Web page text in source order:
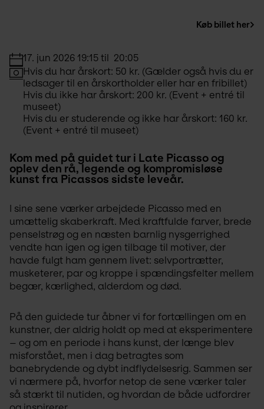
Køb billet her
17. jun 2026 19:15 til  20:05
Hvis du har årskort: 50 kr. (Gælder også hvis du er
ledsager til en årskortholder eller har en fribillet)
Hvis du ikke har årskort: 200 kr. (Event + entré til
museet)
Hvis du er studerende og ikke har årskort: 160 kr.
(Event + entré til museet)
Kom med på guidet tur i Late Picasso og
oplev den rå, legende og kompromisløse
kunst fra Picassos sidste leveår.
I sine sene værker arbejdede Picasso med en
umættelig skaberkraft. Med kraftfulde farver, brede
penselstrøg og en næsten barnlig nysgerrighed
vendte han igen og igen tilbage til motiver, der
havde fulgt ham gennem livet: selvportrætter,
musketerer, par og kroppe i spændingsfelter mellem
begær, kærlighed, alderdom og død.
På den guidede tur åbner vi for fortællingen om en
kunstner, der aldrig holdt op med at eksperimentere
– og om en periode i hans kunst, der længe blev
misforstået, men i dag betragtes som
banebrydende og dybt indflydelsesrig. Sammen ser
vi nærmere på, hvorfor netop de sene værker taler
så stærkt til nutiden, og hvordan de både udfordrer